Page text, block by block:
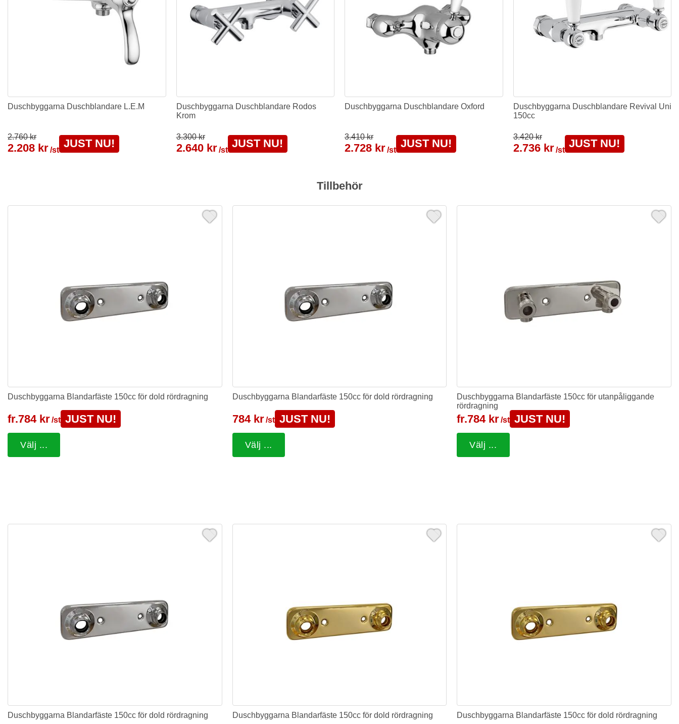
Duschbyggarna Duschblandare L.E.M
2.760 kr
2.208 kr/st
JUST NU!
Duschbyggarna Duschblandare Rodos
Krom
3.300 kr
2.640 kr /st
JUST NU!
Duschbyggarna Duschblandare Oxford
3.410 kr
2.728 kr/st
JUST NU!
Duschbyggarna Duschblandare Revival Uni
150cc
3.420 kr
2.736 kr /st
JUST NU!
Tillbehör
Duschbyggarna Blandarfäste 150cc för dold rördragning
fr.784 kr/st JUST NU!
Välj ...
Duschbyggarna Blandarfäste 150cc för dold rördragning
784 kr/st JUST NU!
Välj ...
Duschbyggarna Blandarfäste 150cc för utanpåliggande
rördragning
fr.784 kr/st JUST NU!
Välj ...
Duschbyggarna Blandarfäste 150cc för dold rördragning Duschbyggarna Blandarfäste 150cc för dold rördragning Duschbyggarna Blandarfäste 150cc för dold rördragning